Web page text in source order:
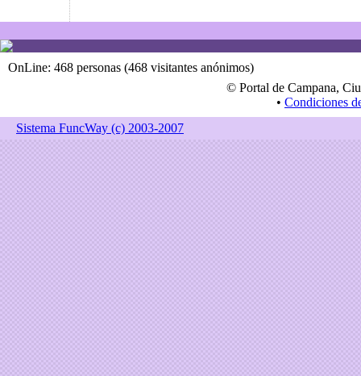
OnLine: 468 personas (468 visitantes anónimos)
© Portal de Campana,
• Condiciones
Sistema FuncWay (c) 2003-2007